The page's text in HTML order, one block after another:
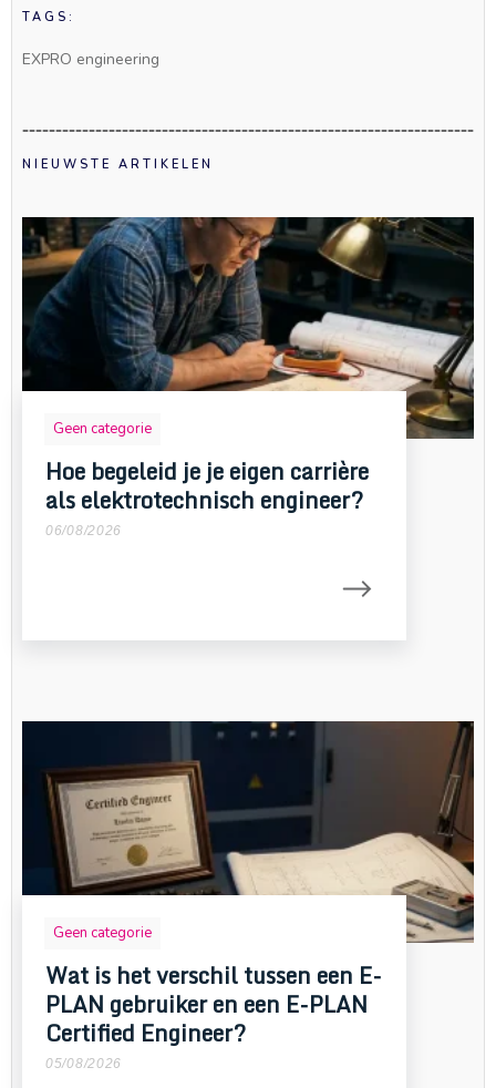
TAGS:
EXPRO engineering
NIEUWSTE ARTIKELEN
Geen categorie
Hoe begeleid je je eigen carrière
als elektrotechnisch engineer?
06/08/2026
Geen categorie
Wat is het verschil tussen een E-
PLAN gebruiker en een E-PLAN
Certified Engineer?
05/08/2026